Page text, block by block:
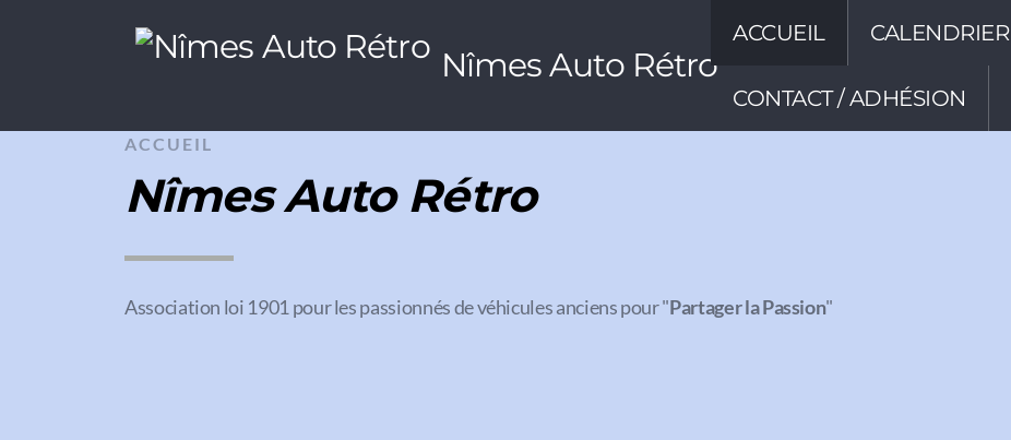
Nîmes Auto Rétro
ACCUEIL CALENDRIER
CONTACT / ADHÉSION
ACCUEIL
Nîmes Auto Rétro
Association loi 1901 pour les passionnés de véhicules anciens pour "Partager la Passion"